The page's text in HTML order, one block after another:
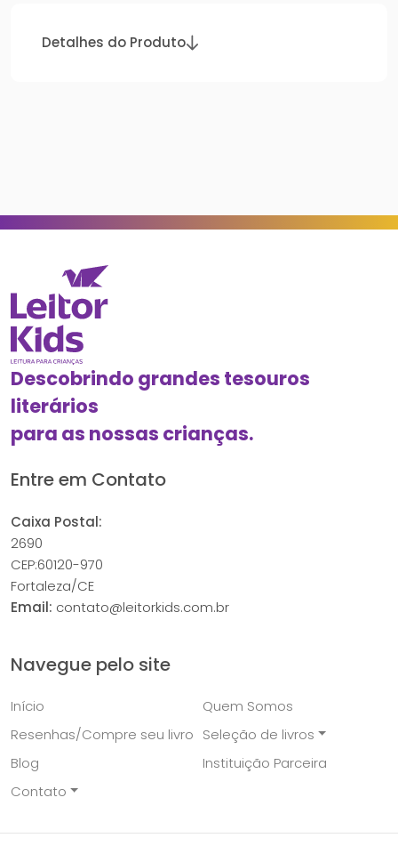
Detalhes do Produto
Descobrindo grandes tesouros
literários
para as nossas crianças.
Entre em Contato
Caixa Postal:
2690
CEP:60120-970
Fortaleza/CE
Email: contato@leitorkids.com.br
Navegue pelo site
Início
Quem Somos
Resenhas/Compre seu livro Seleção de livros
Blog
Instituição Parceira
Contato